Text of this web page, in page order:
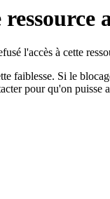
l'accès à cette
faiblesse. Si le
pour qu'on puisse